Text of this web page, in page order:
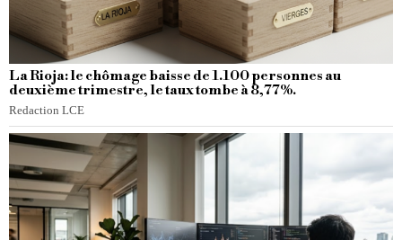
La Rioja: le chômage baisse de 1.100 personnes au
deuxième trimestre, le taux tombe à 8,77%.
Redaction LCE